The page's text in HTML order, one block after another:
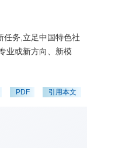
任务,立足中国特色社
业或新方向、新模
PDF 引用本文